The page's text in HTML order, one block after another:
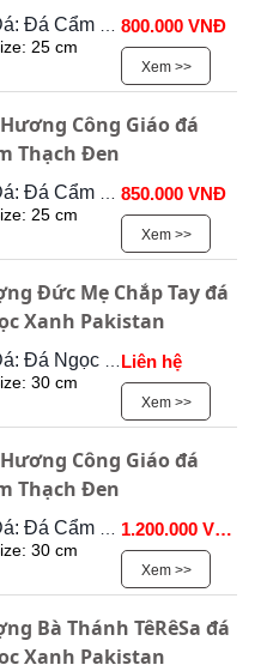
Đá Cẩm Thạch
25 cm
800.000 VNĐ
Xem >>
Công Giáo đá
Thạch Đen
Đá Cẩm Thạch
25 cm
850.000 VNĐ
Xem >>
Đức Mẹ Chắp Tay đá
Xanh Pakistan
Đá Ngọc Onyx
30 cm
Liên hệ
Xem >>
Công Giáo đá
Thạch Đen
Đá Cẩm Thạch
30 cm
1.200.000 VNĐ
Xem >>
Bà Thánh TêRêSa đá
Xanh Pakistan